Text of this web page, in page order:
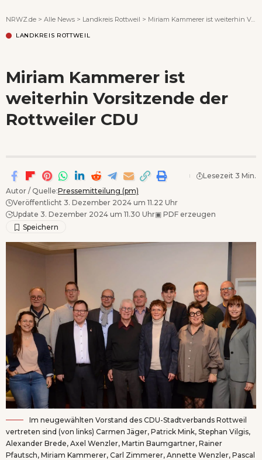
NRWZ.de > Alle News > Landkreis Rottweil > Miriam Kammerer ist weiterhin Vorsitzende der Rottweiler CDU
LANDKREIS ROTTWEIL
Miriam Kammerer ist
weiterhin Vorsitzende der
Rottweiler CDU
Autor / Quelle:Pressemitteilung (pm)
Veröffentlicht 3. Dezember 2024 um 11.22 Uhr
Update 3. Dezember 2024 um 11.30 Uhr▣ PDF erzeugen
Lesezeit 3 Min.
Im neugewählten Vorstand des CDU-Stadtverbands Rottweil
vertreten sind (von links) Carmen Jäger, Patrick Mink, Stephan Vilgis,
Alexander Brede, Axel Wenzler, Martin Baumgartner, Rainer
Pfautsch, Miriam Kammerer, Carl Zimmerer, Annette Wenzler, Pascal